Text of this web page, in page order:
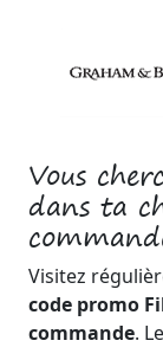
Vous
dans ta
Visitez
code promo
commande.